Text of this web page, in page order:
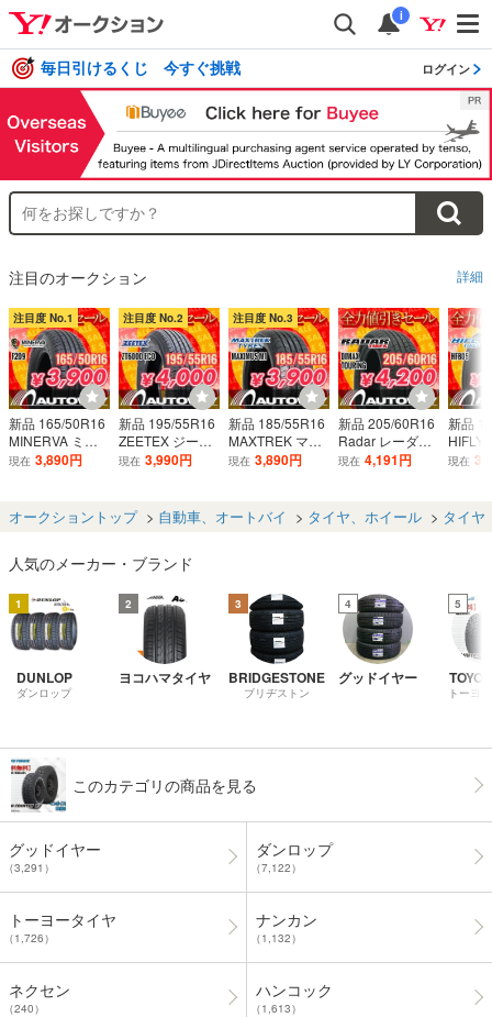
i
毎日引けるくじ 今すぐ挑戦 ログイン
注目のオークション 詳細
注目度 No.1
新品 165/50R16
MINERVA ミネ
ルバ F209 165/5
現在 3,890円
注目度 No.2
新品 195/55R16
ZEETEX ジーテ
ックス ZT6000 E
セール
現在 3,990円
注目度 No.3
新品 185/55R16
MAXTREK マッ
クストレック M
力値引きセール
現在 3,890円
新品 205/60R16
Radar レーダー
DIMAX TOURIN
ール
現在 4,191円
新品
HIFLY
イ
現在
オークショントップ 自動車、オートバイ タイヤ、ホイール タイヤ
人気のメーカー・ブランド
1
DUNLOP
ダンロップ
2
ヨコハマタイヤ
3
BRIDGESTONE
ブリヂストン
4
グッドイヤー
5
TOYO
トーヨ
このカテゴリの商品を見る
グッドイヤー
（3,291）
ダンロップ
（7,122）
トーヨータイヤ
（1,726）
ナンカン
（1,132）
ネクセン
（240）
ハンコック
（1,613）